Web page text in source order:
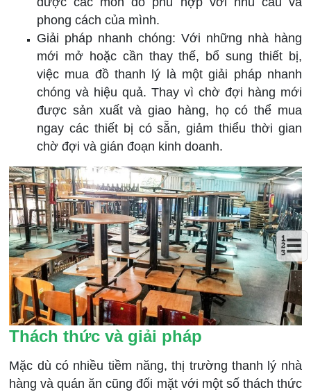
phong cách của mình.
Giải pháp nhanh chóng: Với những nhà hàng
mới mở hoặc cần thay thế, bổ sung thiết bị,
việc mua đồ thanh lý là một giải pháp nhanh
chóng và hiệu quả. Thay vì chờ đợi hàng mới
được sản xuất và giao hàng, họ có thể mua
ngay các thiết bị có sẵn, giảm thiểu thời gian
chờ đợi và gián đoạn kinh doanh.
Thách thức và giải pháp
Mặc dù có nhiều tiềm năng, thị trường thanh lý nhà
hàng và quán ăn cũng đối mặt với một số thách thức